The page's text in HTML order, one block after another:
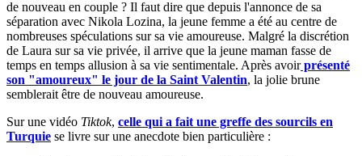
de nouveau en couple ? Il faut dire que depuis l'annonce de sa
séparation avec Nikola Lozina, la jeune femme a été au centre de
nombreuses spéculations sur sa vie amoureuse. Malgré la discrétion
de Laura sur sa vie privée, il arrive que la jeune maman fasse de
temps en temps allusion à sa vie sentimentale. Après avoirprésenté
son "amoureux" le jour de la Saint Valentin, la jolie brune
semblerait être de nouveau amoureuse.
Sur une vidéo Tiktok, celle qui a fait une greffe des sourcils en
Turquie se livre sur une anecdote bien particulière :